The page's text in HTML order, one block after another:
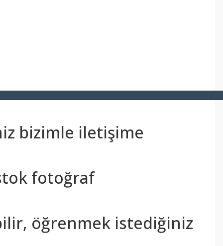
bizimle iletişime
fotoğraf
öğrenmek istediğiniz